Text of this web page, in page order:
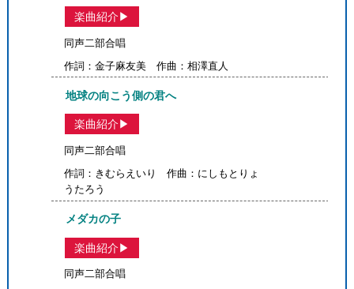
楽曲紹介▶
同声二部合唱
作詞：金子麻友美 作曲：相澤直人
地球の向こう側の君へ
楽曲紹介▶
同声二部合唱
作詞：きむらえいり 作曲：にしもとりょ
うたろう
メダカの子
楽曲紹介▶
同声二部合唱